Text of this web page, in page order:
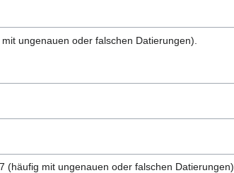
ungenauen oder falschen Datierungen).
mit ungenauen oder falschen Datierungen).